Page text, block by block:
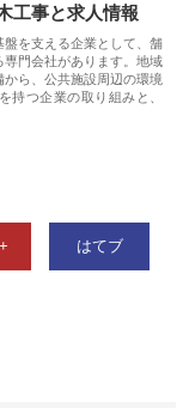
工事と求人情報
を支える企業として、舗
門会社があります。地域
ら、公共施設周辺の環境
持つ企業の取り組みと、
はてブ